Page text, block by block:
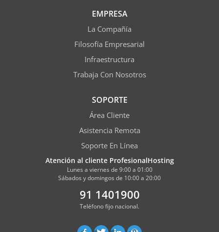
EMPRESA
La Compañía
Filosofía Empresarial
Infraestructura
Trabaja Con Nosotros
SOPORTE
Área Cliente
Asistencia Remota
Soporte En Línea
Atención al cliente ProfesionalHosting
Lunes a viernes de 9:00 a 01:00
Sábados y domingos de 10:00 a 20:00
91 1401900
Teléfono fijo nacional.